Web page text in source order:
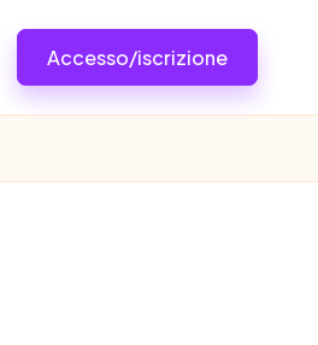
Accesso/iscrizione